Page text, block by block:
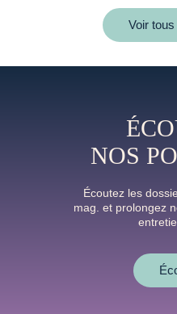
Voir
NOS
Écoutez les
mag. et prolongez